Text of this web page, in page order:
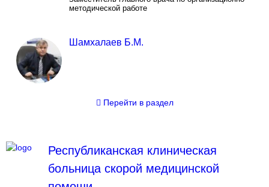
методической работе
Шамхалаев Б.М.
Перейти в раздел
Республиканская клиническая
больница скорой медицинской